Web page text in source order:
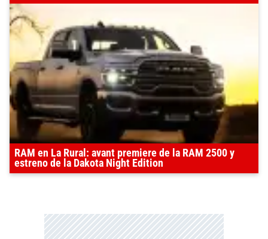
RAM en La Rural: avant premiere de la RAM 2500 y
estreno de la Dakota Night Edition